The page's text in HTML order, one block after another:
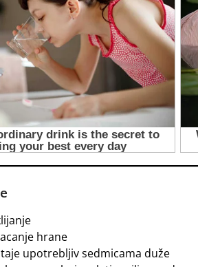
hrane
upotrebljiv sedmicama duže